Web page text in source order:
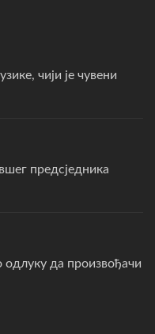
чији је чувени
предсједника
да произвођачи